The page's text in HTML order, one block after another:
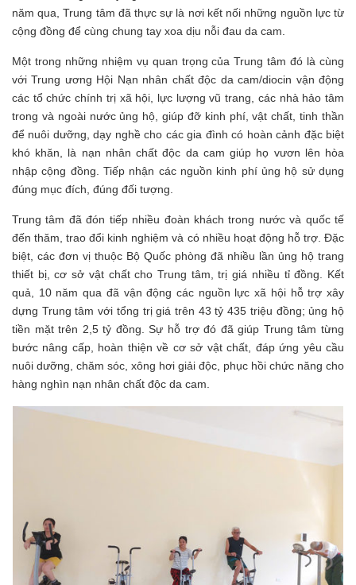
năm qua, Trung tâm đã thực sự là nơi kết nối những nguồn lực từ
cộng đồng để cùng chung tay xoa dịu nỗi đau da cam.
Một trong những nhiệm vụ quan trọng của Trung tâm đó là cùng
với Trung ương Hội Nạn nhân chất độc da cam/diocin vận động
các tổ chức chính trị xã hội, lực lượng vũ trang, các nhà hảo tâm
trong và ngoài nước ủng hộ, giúp đỡ kinh phí, vật chất, tinh thần
để nuôi dưỡng, dạy nghề cho các gia đình có hoàn cảnh đặc biệt
khó khăn, là nạn nhân chất độc da cam giúp họ vươn lên hòa
nhập cộng đồng. Tiếp nhận các nguồn kinh phí ủng hộ sử dụng
đúng mục đích, đúng đối tượng.
Trung tâm đã đón tiếp nhiều đoàn khách trong nước và quốc tế
đến thăm, trao đổi kinh nghiệm và có nhiều hoạt động hỗ trợ. Đặc
biệt, các đơn vị thuộc Bộ Quốc phòng đã nhiều lần ủng hộ trang
thiết bị, cơ sở vật chất cho Trung tâm, trị giá nhiều tỉ đồng. Kết
quả, 10 năm qua đã vận động các nguồn lực xã hội hỗ trợ xây
dựng Trung tâm với tổng trị giá trên 43 tỷ 435 triệu đồng; ủng hộ
tiền mặt trên 2,5 tỷ đồng. Sự hỗ trợ đó đã giúp Trung tâm từng
bước nâng cấp, hoàn thiện về cơ sở vật chất, đáp ứng yêu cầu
nuôi dưỡng, chăm sóc, xông hơi giải độc, phục hồi chức năng cho
hàng nghìn nạn nhân chất độc da cam.